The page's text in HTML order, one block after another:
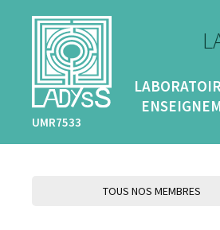
UMR7533
TOUS NOS MEMBRES